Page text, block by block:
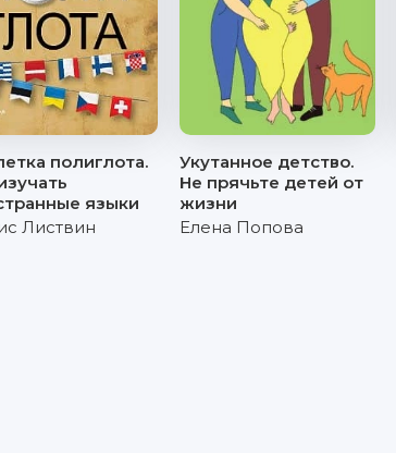
полиглота.
языки
Листвин
Укутанное детство.
Не прячьте детей от
жизни
Елена Попова